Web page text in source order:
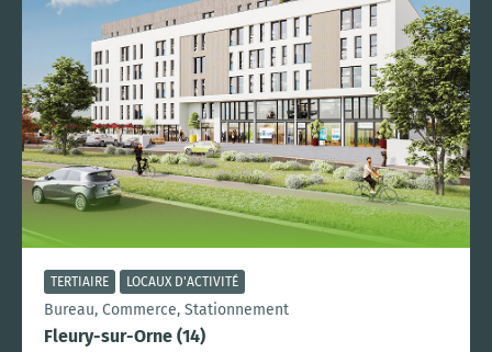
TERTIAIRE LOCAUX D'ACTIVITÉ
Bureau, Commerce, Stationnement
Fleury-sur-Orne (14)